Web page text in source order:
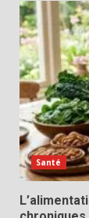
Santé